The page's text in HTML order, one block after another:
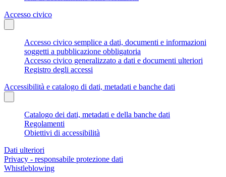
Accesso civico
Accesso civico semplice a dati, documenti e informazioni
soggetti a pubblicazione obbligatoria
Accesso civico generalizzato a dati e documenti ulteriori
Registro degli accessi
Accessibilità e catalogo di dati, metadati e banche dati
Catalogo dei dati, metadati e della banche dati
Regolamenti
Obiettivi di accessibilità
Dati ulteriori
Privacy - responsabile protezione dati
Whistleblowing